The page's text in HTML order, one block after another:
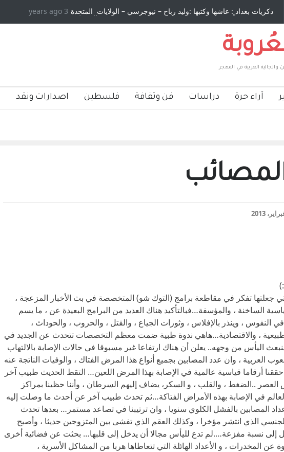
دكريات بغداد ٍ: عاشها وكتبها :وليد رباح – نيوجرسي – الولايات المتحدة
الامريكية
3 years ago
العربية في المهجر
آراء حرة دراسات فن وثقافة فلسطين اصدارات ونقد
جعلتها تفكر في مقاطعة برامج (التوك شو) المتخصصة في بث الأخبار المزعجة ،
الساخنة ، والمؤسفة…فبالتأكيد هناك العديد من البرامج البعيدة عن ، ما يسم
النفوس ، وينذر بالإفلاس ، وثورات الجياع ، والقتل ، والحروب ، والحوداث ،
، والاقتصادية…هاهي ندوة طبية ضمت معظم التخصصات تتحدث عن الجديد في
اليأس من وجهه.. يعلن أن هناك ارتفاعا غير مسبوقا في حالات الإصابة بالالتهاب
العربية ، وان عدد المصابين بجميع أنواع هذا المرض الفتاك ، والوفيات الناتجة عنه
أرقاما قياسية عالمية في الإصابة بهذا المرض اللعين… التقط الحديث طبيب آخر
..الضغط ، والقلب ، و السكر، يضاف إليهم السرطان ، وأننا حظينا بمراكز
في الإصابة بهذه الأمراض الفتاكة…ثم تحدث طبيب آخر عن أحدث ما وصلت إليه
المصابين بالفشل الكلوي سنويا ، وان ترتيبنا في تصاعد مستمر… بعدها تحدث
الذي انتشر مؤخرا ، وكذلك العقم الذي تفشى بين المتزوجين حديثا ، وأصبح
إلى نسبة مفزعة….لم تدع لليأس مجالا أن يدخل إلى قلبها… بحثت عن فضائية أخرى
عن المخدرات ، و الأعداد الهائلة التي تتعاطاها هربا من المشاكل الأسرية ،